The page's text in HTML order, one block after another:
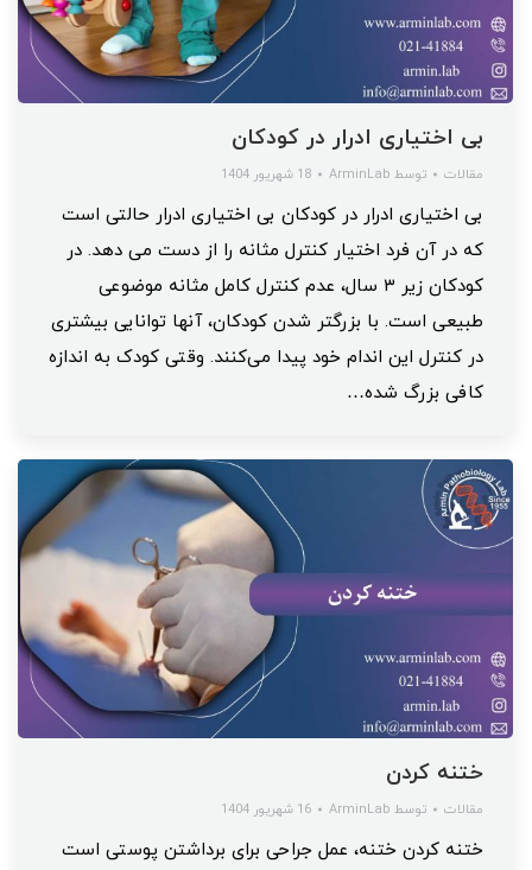
بی اختیاری ادرار در کودکان
مقالات توسط ArminLab 18 شهریور 1404
بی اختیاری ادرار در کودکان بی اختیاری ادرار حالتی است
که در آن فرد اختیار کنترل مثانه را از دست می دهد. در
کودکان زیر ۳ سال، عدم کنترل کامل مثانه موضوعی
طبیعی است. با بزرگتر شدن کودکان، آنها توانایی بیشتری
در کنترل این اندام خود پیدا می‌کنند. وقتی کودک به اندازه
کافی بزرگ شده…
ختنه کردن
مقالات توسط ArminLab 16 شهریور 1404
ختنه کردن ختنه، عمل جراحی برای برداشتن پوستی است